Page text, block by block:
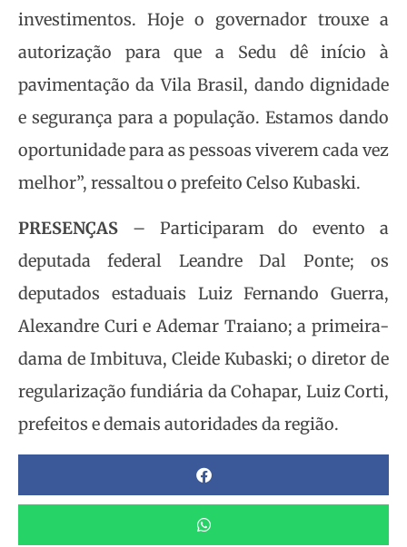
investimentos. Hoje o governador trouxe a
autorização para que a Sedu dê início à
pavimentação da Vila Brasil, dando dignidade
e segurança para a população. Estamos dando
oportunidade para as pessoas viverem cada vez
melhor”, ressaltou o prefeito Celso Kubaski.
PRESENÇAS – Participaram do evento a
deputada federal Leandre Dal Ponte; os
deputados estaduais Luiz Fernando Guerra,
Alexandre Curi e Ademar Traiano; a primeira-
dama de Imbituva, Cleide Kubaski; o diretor de
regularização fundiária da Cohapar, Luiz Corti,
prefeitos e demais autoridades da região.